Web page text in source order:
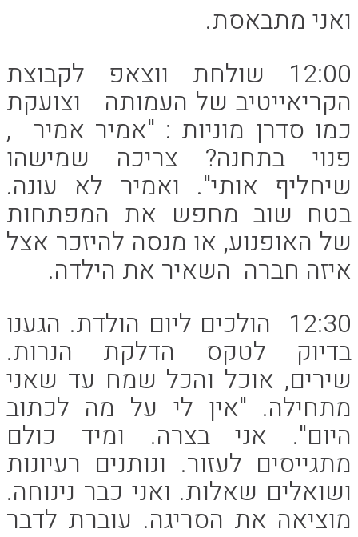
ואני מתבאסת.
12:00 שולחת ווצאפ לקבוצת
הקריאייטיב של העמותה וצועקת
כמו סדרן מוניות : "אמיר אמיר ,
פנוי בתחנה? צריכה שמישהו
שיחליף אותי". ואמיר לא עונה.
בטח שוב מחפש את המפתחות
של האופנוע, או מנסה להיזכר אצל
איזה חברה השאיר את הילדה.
12:30 הולכים ליום הולדת. הגענו
בדיוק לטקס הדלקת הנרות.
שירים, אוכל והכל שמח עד שאני
מתחילה. "אין לי על מה לכתוב
היום". אני בצרה. ומיד כולם
מתגייסים לעזור. ונותנים רעיונות
ושואלים שאלות. ואני כבר נינוחה.
מוציאה את הסריגה. עוברת לדבר